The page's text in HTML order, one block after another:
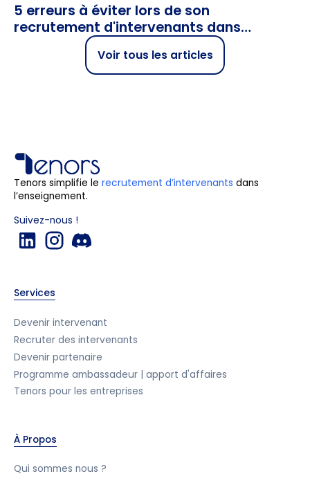
5 erreurs à éviter lors de son
recrutement d'intervenants dans
l’enseignement supérieur
Voir tous les articles
Tenors simplifie le recrutement d’intervenants dans
l’enseignement.
Suivez-nous !
Services
Devenir intervenant
Recruter des intervenants
Devenir partenaire
Programme ambassadeur | apport d'affaires
Tenors pour les entreprises
À Propos
Qui sommes nous ?